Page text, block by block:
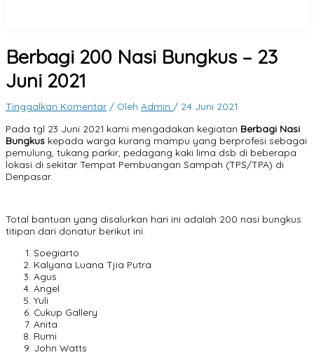
Berbagi 200 Nasi Bungkus – 23
Juni 2021
Tinggalkan Komentar / Oleh Admin / 24 Juni 2021
Pada tgl 23 Juni 2021 kami mengadakan kegiatan Berbagi Nasi
Bungkus kepada warga kurang mampu yang berprofesi sebagai
pemulung, tukang parkir, pedagang kaki lima dsb di beberapa
lokasi di sekitar Tempat Pembuangan Sampah (TPS/TPA) di
Denpasar.
Total bantuan yang disalurkan hari ini adalah 200 nasi bungkus
titipan dari donatur berikut ini.
Soegiarto
Kalyana Luana Tjia Putra
Agus
Angel
Yuli
Cukup Gallery
Anita
Rumi
John Watts